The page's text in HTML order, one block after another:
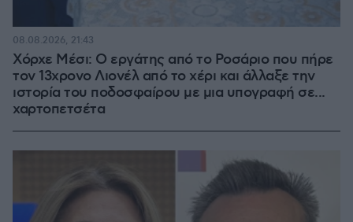
Χόρχε Μέσι: Ο εργάτης από το Ροσάριο που πήρε
τον 13χρονο Λιονέλ από το χέρι και άλλαξε την
ιστορία του ποδοσφαίρου με μια υπογραφή σε...
χαρτοπετσέτα
08.08.2026, 21:43